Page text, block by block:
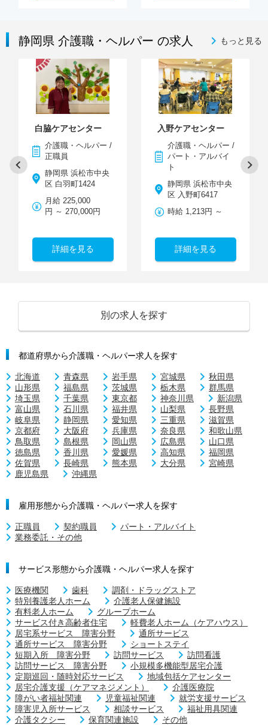
静岡県 介護職・ヘルパー の求人 もっと見る
白脇ケアセンター
介護職・ヘルパー /
正職員
静岡県 浜松市中央
区 白羽町1424
月給 225,000
円 ～ 270,000円
詳細を見る
入野ケアセンター
介護職・ヘルパー /
パート・アルバイ
ト
静岡県 浜松市中央
区 入野町6417
時給 1,213円 ～
詳細を見る
別の求人を探す
都道府県から介護職・ヘルパー求人を探す
北海道 青森県 岩手県 宮城県
秋田県
山形県
福島県 茨城県 栃木県
群馬県
埼玉県
千葉県 東京都 神奈川県
新潟県
富山県
石川県 福井県 山梨県
長野県
岐阜県
静岡県 愛知県 三重県
滋賀県
京都府
大阪府 兵庫県 奈良県
和歌山県
鳥取県
島根県 岡山県 広島県
山口県
徳島県
香川県 愛媛県 高知県
福岡県
佐賀県
長崎県 熊本県 大分県
宮崎県
鹿児島県
沖縄県
雇用形態から介護職・ヘルパー求人を探す
正職員 契約職員
パート・アルバイト
業務委託・その他
サービス形態から介護職・ヘルパー求人を探す
医療機関 歯科
調剤・ドラッグストア
特別養護老人ホーム
介護老人保健施設
有料老人ホーム
グループホーム
サービス付き高齢者住宅
軽費老人ホーム（ケアハウス）
居宅系サービス 障害分野
通所サービス
通所サービス 障害分野
ショートステイ
短期入所 障害分野
訪問サービス
訪問看護
訪問サービス 障害分野
小規模多機能型居宅介護
定期巡回・随時対応サービス
地域包括ケアセンター
居宅介護支援（ケアマネジメント）
介護医療院
障がい者福祉関連
児童福祉関連
就労支援サービス
障害児入所サービス
相談サービス
福祉用具関連
介護タクシー
保育関連施設 その他